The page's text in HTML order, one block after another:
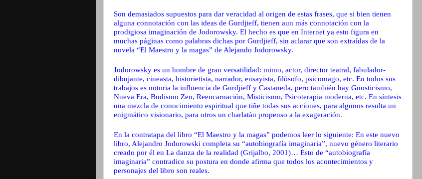
Son demasiados supuestos para dar veracidad al origen de estas frases, que si bien tienen
alguna connotación con las ideas de Gurdjieff, tienen aun más connotación con la
prodigiosa imaginación de Jodorowsky. El hecho es que en Internet ya esto figura en
muchas páginas como palabras dichas por Gurdjieff, sin aclarar que son extraídas de la
novela “El Maestro y la magas” de Alejando Jodorowsky.
Jodorowsky es un hombre de gran versatilidad: mimo, actor, director teatral, fabulador-
dibujante, cineasta, historietista, narrador, ensayista, filósofo, psicomago, etc. En todos sus
trabajos es notoria la influencia de Gurdjieff y Castaneda, pero también hay Gnosticismo,
Nueva Era, Budismo Zen, Reencarnación, Misticismo, Psicoterapia moderna, etc. En síntesis
una mezcla de conocimiento espiritual que tiñe todas sus acciones, para algunos resulta un
enigmático visionario, para otros un charlatán propenso a la exageración.
En la contratapa del libro “El Maestro y la magas” podemos leer lo siguiente: En este nuevo
libro, Alejandro Jodorowski completa su “autobiografía imaginaria”, nuevo género literario
creado por él en La danza de la realidad (Grijalbo, 2001)… Esto de “autobiografía
imaginaria” contradice su postura en donde afirma que todos los acontecimientos y
personajes del libro son reales.